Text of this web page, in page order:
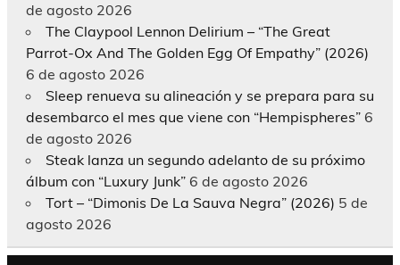
de agosto 2026
The Claypool Lennon Delirium – “The Great
Parrot-Ox And The Golden Egg Of Empathy” (2026)
6 de agosto 2026
Sleep renueva su alineación y se prepara para su
desembarco el mes que viene con “Hempispheres” 6
de agosto 2026
Steak lanza un segundo adelanto de su próximo
álbum con “Luxury Junk” 6 de agosto 2026
Tort – “Dimonis De La Sauva Negra” (2026) 5 de
agosto 2026